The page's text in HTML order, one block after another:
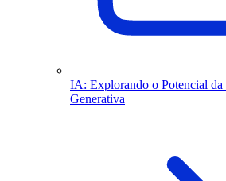
IA: Explorando o Potencial
Generativa